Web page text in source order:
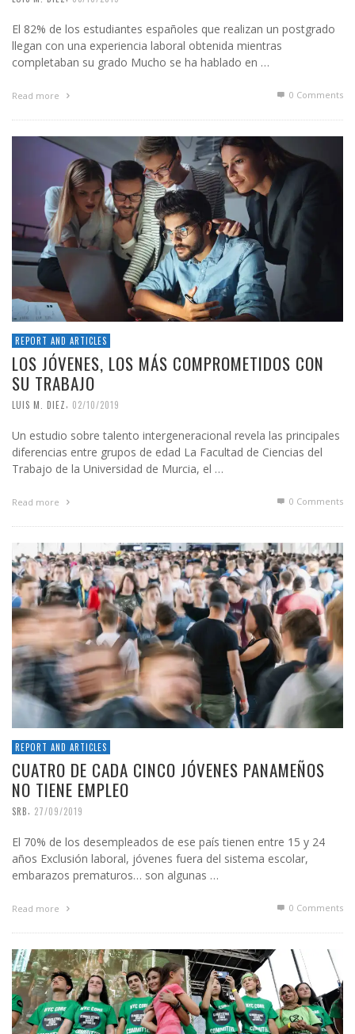
El 82% de los estudiantes españoles que realizan un postgrado
llegan con una experiencia laboral obtenida mientras
completaban su grado Mucho se ha hablado en …
Read more 0 Comments
REPORT AND ARTICLES
LOS JÓVENES, LOS MÁS COMPROMETIDOS CON
SU TRABAJO
LUIS M. DIEZ, 02/10/2019
Un estudio sobre talento intergeneracional revela las principales
diferencias entre grupos de edad La Facultad de Ciencias del
Trabajo de la Universidad de Murcia, el …
Read more 0 Comments
REPORT AND ARTICLES
CUATRO DE CADA CINCO JÓVENES PANAMEÑOS
NO TIENE EMPLEO
SRB, 27/09/2019
El 70% de los desempleados de ese país tienen entre 15 y 24
años Exclusión laboral, jóvenes fuera del sistema escolar,
embarazos prematuros… son algunas …
Read more 0 Comments